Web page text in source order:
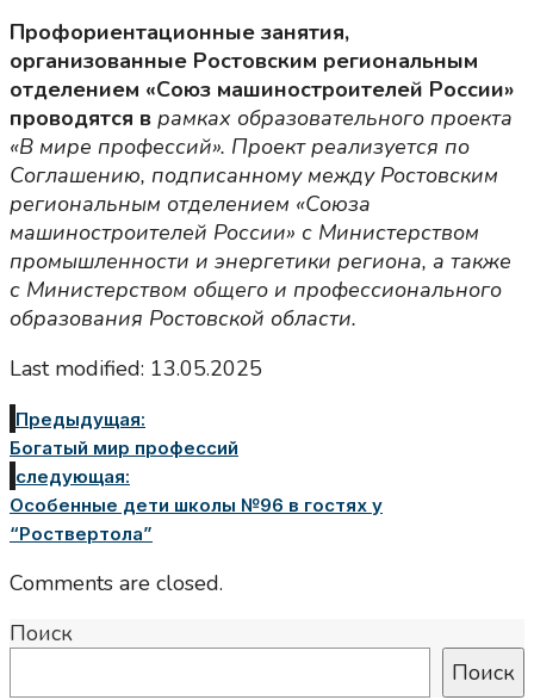
Профориентационные занятия,
организованные Ростовским региональным
отделением «Союз машиностроителей России»
проводятся в рамках образовательного проекта
«В мире профессий». Проект реализуется по
Соглашению, подписанному между Ростовским
региональным отделением «Союза
машиностроителей России» с Министерством
промышленности и энергетики региона, а также
с Министерством общего и профессионального
образования Ростовской области.
Last modified: 13.05.2025
Предыдущая:
Богатый мир профессий
следующая:
Особенные дети школы №96 в гостях у
“Роствертола”
Comments are closed.
Поиск
Поиск